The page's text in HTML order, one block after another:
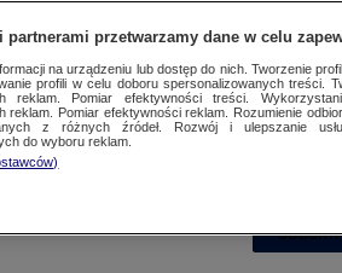
partnerami przetwarzamy dane w celu
na urządzeniu lub dostęp do nich. Tworzenie
profili w celu doboru spersonalizowanych treści.
reklam. Pomiar efektywności treści.
reklam. Pomiar efektywności reklam. Rozumienie
z różnych źródeł. Rozwój i ulepszanie
do wyboru reklam.